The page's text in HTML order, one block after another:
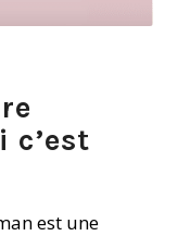
c’est
est une